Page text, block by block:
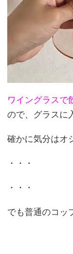
ワイングラスで
ので、グラスに
確かに気分はオ
・・・
・・・
でも普通のコッ